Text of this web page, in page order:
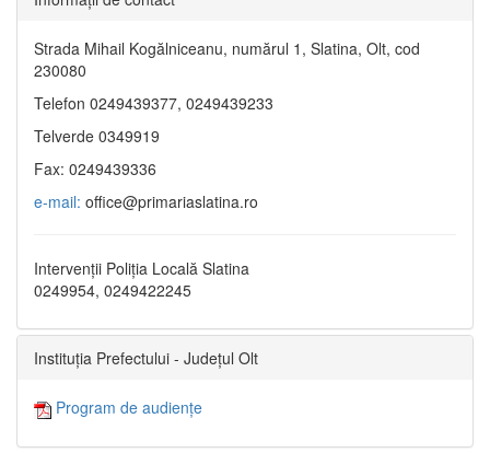
Strada Mihail Kogălniceanu, numărul 1, Slatina, Olt, cod
230080
Telefon 0249439377, 0249439233
Telverde 0349919
Fax: 0249439336
e-mail: office@primariaslatina.ro
Intervenții Poliția Locală Slatina
0249954, 0249422245
Instituția Prefectului - Județul Olt
Program de audiențe